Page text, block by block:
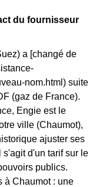
du fournisseur
a [changé de
nom.html) suite
(gaz de France).
Engie est le
ville (Chaumot),
ajuster ses
s'agit d'un tarif sur le
publics.
à Chaumot : une